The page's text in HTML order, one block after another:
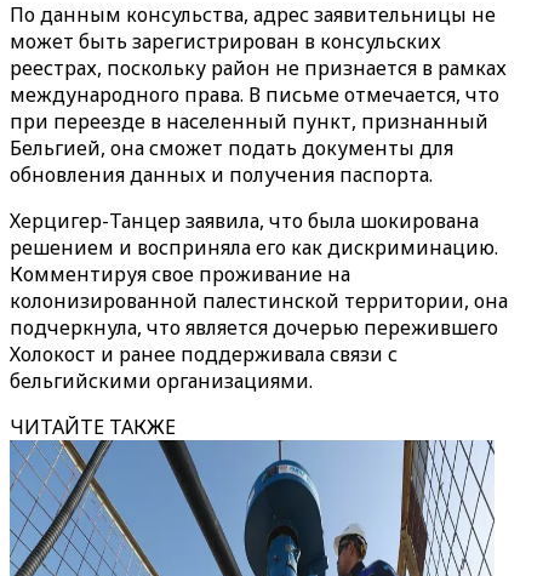
По данным консульства, адрес заявительницы не
может быть зарегистрирован в консульских
реестрах, поскольку район не признается в рамках
международного права. В письме отмечается, что
при переезде в населенный пункт, признанный
Бельгией, она сможет подать документы для
обновления данных и получения паспорта.
Херцигер-Танцер заявила, что была шокирована
решением и восприняла его как дискриминацию.
Комментируя свое проживание на
колонизированной палестинской территории, она
подчеркнула, что является дочерью пережившего
Холокост и ранее поддерживала связи с
бельгийскими организациями.
ЧИТАЙТЕ ТАКЖЕ